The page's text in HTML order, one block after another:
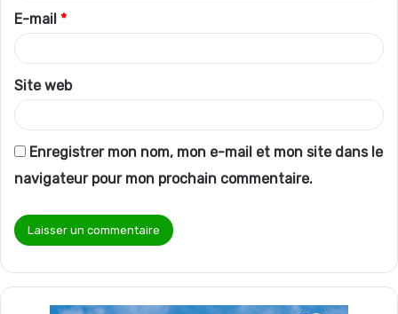
r
e
*
E-mail *
Site web
Enregistrer mon nom, mon e-mail et mon site dans le
navigateur pour mon prochain commentaire.